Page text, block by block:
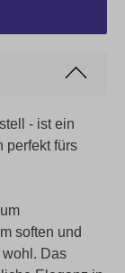
- ist ein
perfekt fürs
soften und
wohl. Das